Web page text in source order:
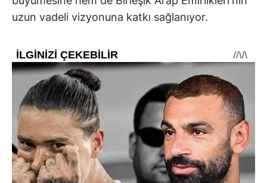
uzun vadeli vizyonuna katkı sağlanıyor.